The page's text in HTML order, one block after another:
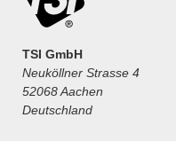
TSI GmbH
Neuköllner Strasse 4
52068 Aachen
Deutschland